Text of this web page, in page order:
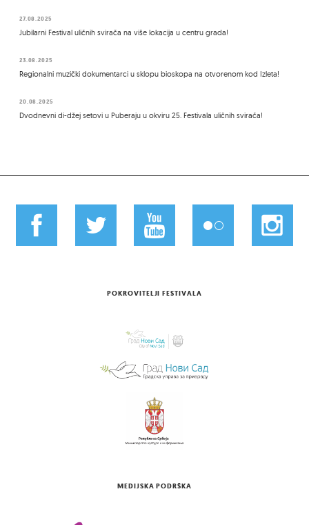
27.08.2025
Jubilarni Festival uličnih svirača na više lokacija u centru grada!
23.08.2025
Regionalni muzički dokumentarci u sklopu bioskopa na otvorenom kod Izleta!
20.08.2025
Dvodnevni di-džej setovi u Puberaju u okviru 25. Festivala uličnih svirača!
POKROVITELJI FESTIVALA
MEDIJSKA PODRŠKA